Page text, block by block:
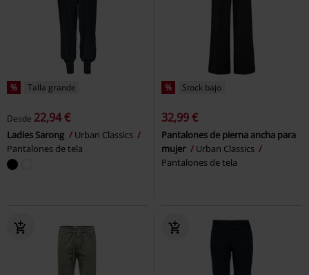
% Talla grande
Desde 22,94 €
Ladies Sarong
Urban Classics
Pantalones de tela
% Stock bajo
32,99 €
Pantalones de pierna ancha para
mujer
Urban Classics
Pantalones de tela